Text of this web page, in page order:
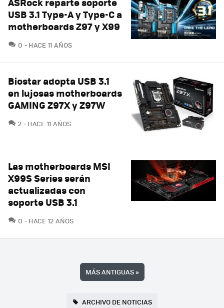
USB 3.1 Type-A y Type-C a
motherboards Z97 y X99
0 COMENTARIOS
HACE 11 AÑOS
Biostar adopta USB 3.1
en lujosas motherboards
GAMING Z97X y Z97W
2 COMENTARIOS
HACE 11 AÑOS
Las motherboards MSI
X99S Series serán
actualizadas con
soporte USB 3.1
0 COMENTARIOS
HACE 12 AÑOS
MÁS ANTIGUAS»
ARCHIVO DE NOTICIAS